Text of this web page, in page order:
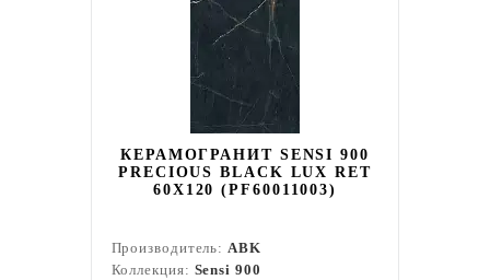
КЕРАМОГРАНИТ SENSI 900
PRECIOUS BLACK LUX RET
60X120 (PF60011003)
Производитель:ABK
Коллекция: Sensi 900